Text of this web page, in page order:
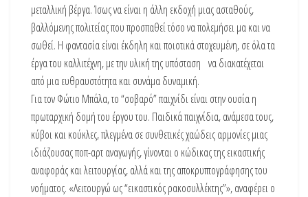
μεταλλική βέργα. Ίσως να είναι η άλλη εκδοχή μιας ασταθούς,
βαλλόμενης πολιτείας που προσπαθεί τόσο να πολεμήσει μα και να
σωθεί. Η φαντασία είναι έκδηλη και ποιοτικά στοχευμένη, σε όλα τα
έργα του καλλιτέχνη, με την υλική της υπόσταση να διακατέχεται
από μια ευθραυστότητα και συνάμα δυναμική.
Για τον Φώτιο Μπάλα, το “σοβαρό” παιχνίδι είναι στην ουσία η
πρωταρχική δομή του έργου του. Παιδικά παιχνίδια, ανάμεσα τους,
κύβοι και κούκλες, πλεγμένα σε συνθετικές χαώδεις αρμονίες μιας
ιδιάζουσας ποπ-αρτ αναγωγής, γίνονται ο κώδικας της εικαστικής
αναφοράς και λειτουργίας, αλλά και της αποκρυπτογράφησης του
νοήματος. «Λειτουργώ ως “εικαστικός ρακοσυλλέκτης”», αναφέρει ο